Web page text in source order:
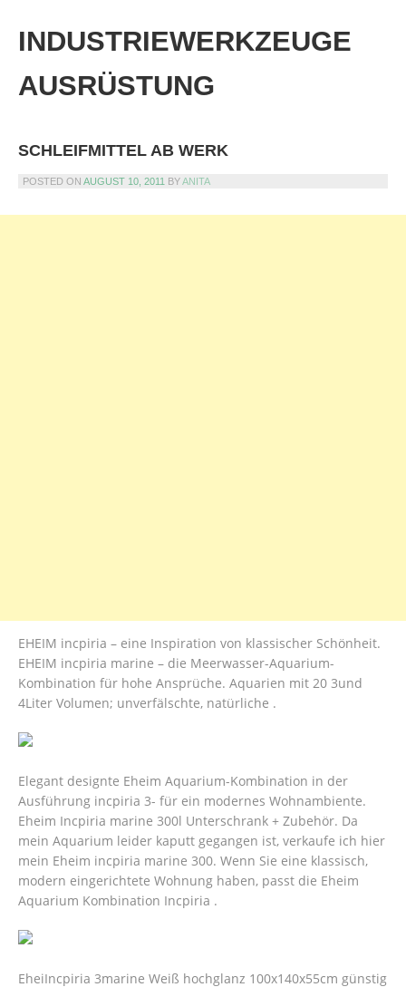
content
INDUSTRIEWERKZEUGE
AUSRÜSTUNG
SCHLEIFMITTEL AB WERK
POSTED ON AUGUST 10, 2011 BYANITA
EHEIM incpiria – eine Inspiration von klassischer Schönheit.
EHEIM incpiria marine – die Meerwasser-Aquarium-
Kombination für hohe Ansprüche. Aquarien mit 20 3und
4Liter Volumen; unverfälschte, natürliche .
Elegant designte Eheim Aquarium-Kombination in der
Ausführung incpiria 3- für ein modernes Wohnambiente.
Eheim Incpiria marine 300l Unterschrank + Zubehör. Da
mein Aquarium leider kaputt gegangen ist, verkaufe ich hier
mein Eheim incpiria marine 300. Wenn Sie eine klassisch,
modern eingerichtete Wohnung haben, passt die Eheim
Aquarium Kombination Incpiria .
EheiIncpiria 3marine Weiß hochglanz 100x140x55cm günstig